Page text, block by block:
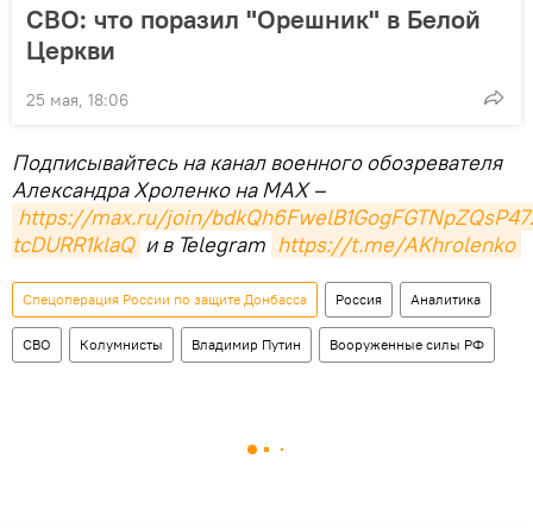
СВО: что поразил "Орешник" в Белой
Церкви
25 мая, 18:06
Подписывайтесь на канал военного обозревателя
Александра Хроленко на MAX –
https://max.ru/join/
tcDURR1klaQ и в Telegram https://t.me/AKhrolenko
Спецоперация России по защите Донбасса Россия Аналитика
СВО Колумнисты Владимир Путин Вооруженные силы РФ